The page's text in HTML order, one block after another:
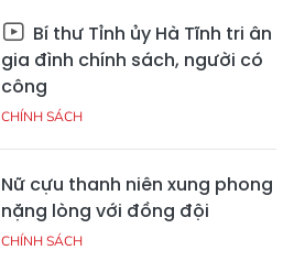
Bí thư Tỉnh ủy Hà Tĩnh tri ân
gia đình chính sách, người có
công
CHÍNH SÁCH
Nữ cựu thanh niên xung phong
nặng lòng với đồng đội
CHÍNH SÁCH